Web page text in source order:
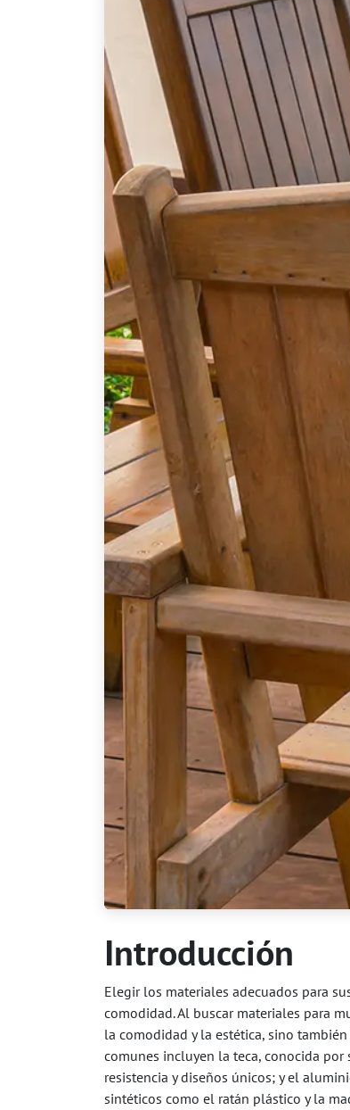
Introducción
Elegir los materiales adecuados para
comodidad. Al buscar materiales para
la comodidad y la estética, sino
comunes incluyen la teca, conocida
resistencia y diseños únicos; y el
sintéticos como el ratán plástico y la